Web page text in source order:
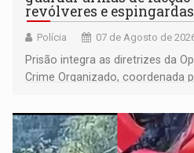
revólveres e espingardas
Polícia 07 de Agosto de
Prisão integra as diretrizes da
Crime Organizado, coordenada